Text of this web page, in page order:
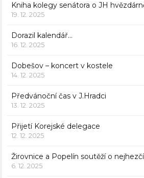
Kniha kolegy senátora o JH
19. 12. 2025
Dorazil kalendář…
16. 12. 2025
Dobešov – koncert v kostele
14. 12. 2025
Předvánoční čas v J.Hradci
13. 12. 2025
Přijetí Korejské delegace
12. 12. 2025
Žirovnice a Popelín soutěží o
6. 12. 2025